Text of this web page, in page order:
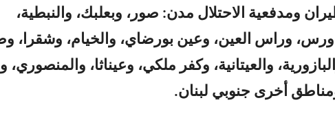
ومدفعية الاحتلال مدن: صور، وبعلبك، والنبطية،
وراس العين، وعين بورضاي، والخيام، وشقرا،
والعيتانية، وكفر ملكي، وعيناثا، والمنصوري،
أخرى جنوبي لبنان.